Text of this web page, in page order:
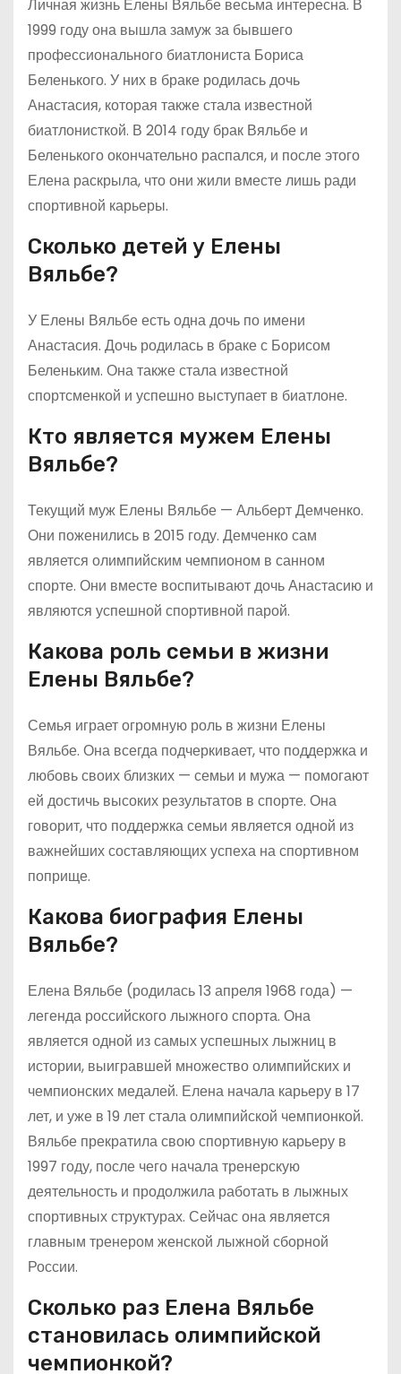
Личная жизнь Елены Вяльбе весьма интересна. В
1999 году она вышла замуж за бывшего
профессионального биатлониста Бориса
Беленького. У них в браке родилась дочь
Анастасия, которая также стала известной
биатлонисткой. В 2014 году брак Вяльбе и
Беленького окончательно распался, и после этого
Елена раскрыла, что они жили вместе лишь ради
спортивной карьеры.
Сколько детей у Елены
Вяльбе?
У Елены Вяльбе есть одна дочь по имени
Анастасия. Дочь родилась в браке с Борисом
Беленьким. Она также стала известной
спортсменкой и успешно выступает в биатлоне.
Кто является мужем Елены
Вяльбе?
Текущий муж Елены Вяльбе — Альберт Демченко.
Они поженились в 2015 году. Демченко сам
является олимпийским чемпионом в санном
спорте. Они вместе воспитывают дочь Анастасию и
являются успешной спортивной парой.
Какова роль семьи в жизни
Елены Вяльбе?
Семья играет огромную роль в жизни Елены
Вяльбе. Она всегда подчеркивает, что поддержка и
любовь своих близких — семьи и мужа — помогают
ей достичь высоких результатов в спорте. Она
говорит, что поддержка семьи является одной из
важнейших составляющих успеха на спортивном
поприще.
Какова биография Елены
Вяльбе?
Елена Вяльбе (родилась 13 апреля 1968 года) —
легенда российского лыжного спорта. Она
является одной из самых успешных лыжниц в
истории, выигравшей множество олимпийских и
чемпионских медалей. Елена начала карьеру в 17
лет, и уже в 19 лет стала олимпийской чемпионкой.
Вяльбе прекратила свою спортивную карьеру в
1997 году, после чего начала тренерскую
деятельность и продолжила работать в лыжных
спортивных структурах. Сейчас она является
главным тренером женской лыжной сборной
России.
Сколько раз Елена Вяльбе
становилась олимпийской
чемпионкой?